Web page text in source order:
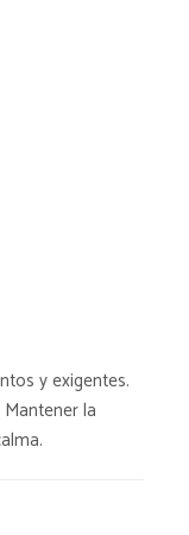
y exigentes.
la